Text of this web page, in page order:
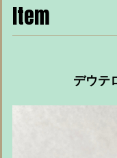
Item
デウテ